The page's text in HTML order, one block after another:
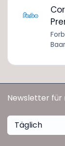
Newsletter für
Täglich